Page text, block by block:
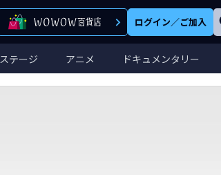
ログイン／ご加入
ステージ アニメ ドキュメンタリー